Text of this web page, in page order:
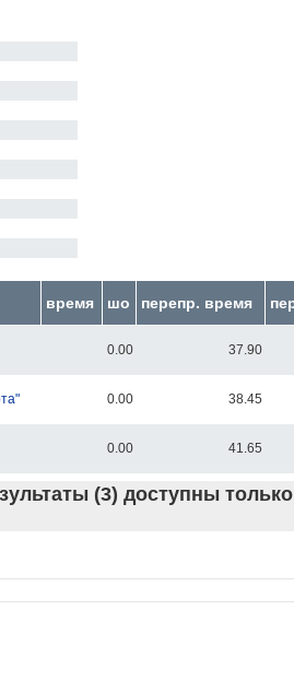
время шо перепр. время
0.00 37.90
0.00 38.45
0.00 41.65
(3) доступны